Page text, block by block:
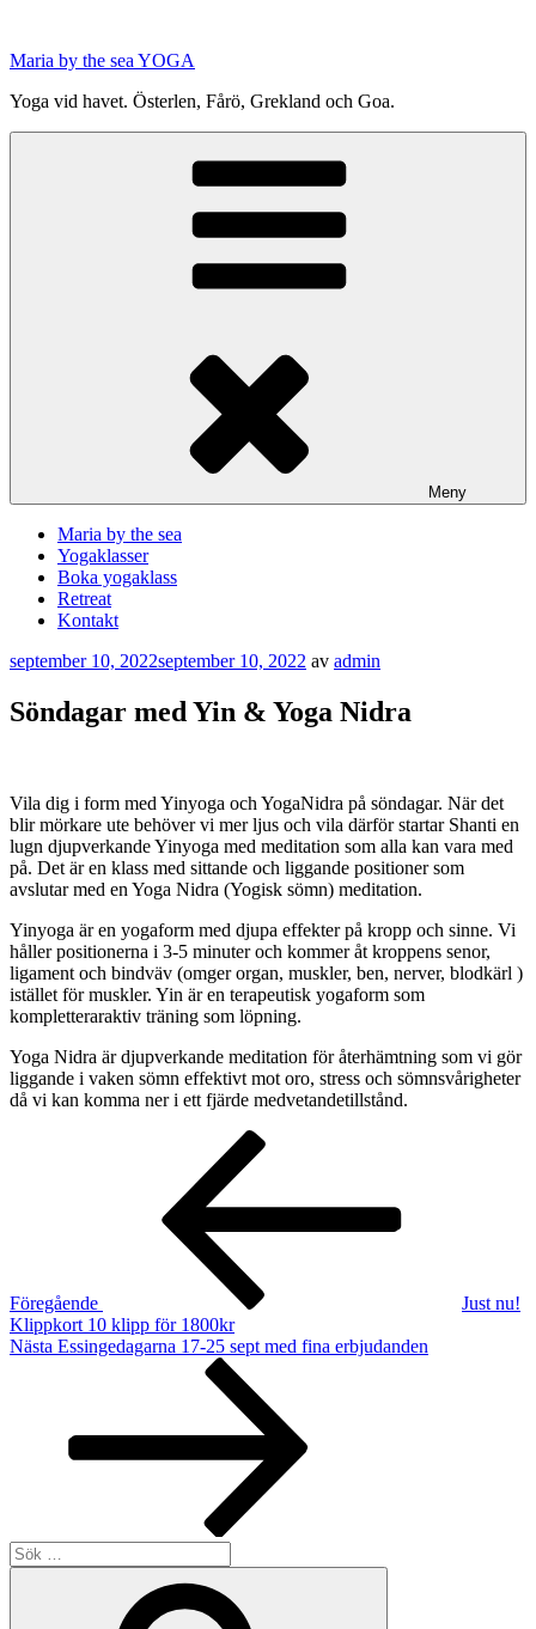
innehåll
Maria by the sea YOGA
Yoga vid havet. Österlen, Fårö, Grekland och Goa.
Meny
Maria by the sea
Yogaklasser
Boka yogaklass
Retreat
Kontakt
Publicerat
september 10, 2022september 10, 2022 av admin
Söndagar med Yin & Yoga Nidra
Vila dig i form med Yinyoga och YogaNidra på söndagar. När det
blir mörkare ute behöver vi mer ljus och vila därför startar Shanti en
lugn djupverkande Yinyoga med meditation som alla kan vara med
på. Det är en klass med sittande och liggande positioner som
avslutar med en Yoga Nidra (Yogisk sömn) meditation.
Yinyoga är en yogaform med djupa effekter på kropp och sinne. Vi
håller positionerna i 3-5 minuter och kommer åt kroppens senor,
ligament och bindväv (omger organ, muskler, ben, nerver, blodkärl )
istället för muskler. Yin är en terapeutisk yogaform som
kompletteraraktiv träning som löpning.
Yoga Nidra är djupverkande meditation för återhämtning som vi gör
liggande i vaken sömn effektivt mot oro, stress och sömnsvårigheter
då vi kan komma ner i ett fjärde medvetandetillstånd.
Inläggsnavigering
Föregående
Just nu!
Klippkort 10 klipp för 1800kr
Nästa
Nästa Essingedagarna 17-25 sept med fina erbjudanden
Sök
efter: